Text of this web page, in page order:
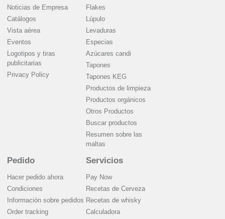
Noticias de Empresa
Catálogos
Vista aérea
Eventos
Logotipos y tiras
publicitarias
Privacy Policy
Flakes
Lúpulo
Levaduras
Especias
Azúcares candi
Tapones
Tapones KEG
Productos de limpieza
Productos orgánicos
Otros Productos
Buscar productos
Resumen sobre las
maltas
Pedido
Hacer pedido ahora
Condiciones
Información sobre pedidos
Order tracking
Servicios
Pay Now
Recetas de Cerveza
Recetas de whisky
Calculadora